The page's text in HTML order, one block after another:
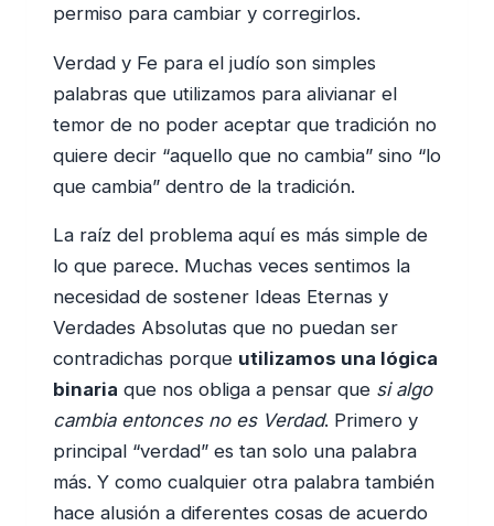
permiso para cambiar y corregirlos.
Verdad y Fe para el judío son simples
palabras que utilizamos para alivianar el
temor de no poder aceptar que tradición no
quiere decir “aquello que no cambia” sino “lo
que cambia” dentro de la tradición.
La raíz del problema aquí es más simple de
lo que parece. Muchas veces sentimos la
necesidad de sostener Ideas Eternas y
Verdades Absolutas que no puedan ser
contradichas porque utilizamos una lógica
binaria que nos obliga a pensar que si algo
cambia entonces no es Verdad. Primero y
principal “verdad” es tan solo una palabra
más. Y como cualquier otra palabra también
hace alusión a diferentes cosas de acuerdo